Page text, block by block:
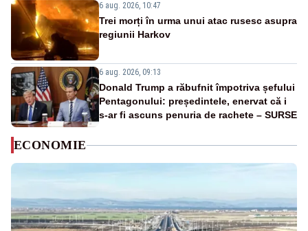
6 aug. 2026, 10:47
Trei morți în urma unui atac rusesc asupra
regiunii Harkov
6 aug. 2026, 09:13
Donald Trump a răbufnit împotriva șefului
Pentagonului: președintele, enervat că i
s-ar fi ascuns penuria de rachete – SURSE
ECONOMIE